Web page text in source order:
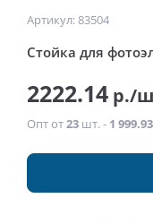
Артикул: 83504
Стойка для
2222.14 р./
Опт от23 шт. - 1